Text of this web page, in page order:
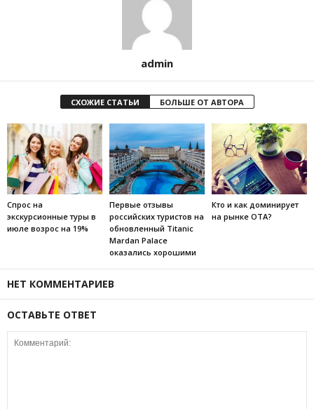
admin
СХОЖИЕ СТАТЬИ БОЛЬШЕ ОТ АВТОРА
Спрос на
экскурсионные туры в
июле возрос на 19%
Первые отзывы
российских туристов на
обновленный Titanic
Mardan Palace
оказались хорошими
Кто и как доминирует
на рынке ОТА?
НЕТ КОММЕНТАРИЕВ
ОСТАВЬТЕ ОТВЕТ